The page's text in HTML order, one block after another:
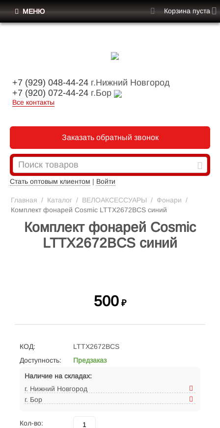
+7 (929) 048-44-24 г.Нижний Новгород
+7 (920) 072-44-24 г.Бор
Все контакты
Заказать обратный звонок
Стать оптовым клиентом | Войти
МЕНЮ Корзина пуста
Главная / Каталог / ВЕЛОАКСЕССУАРЫ / Фонари /
Комплект фонарей Cosmic LTTX2672BCS синий
Комплект фонарей Cosmic
LTTX2672BCS синий
500 ₽
КОД:
LTTX2672BCS
Доступность:
Предзаказ
Наличие на складах:
г. Нижний Новгород
г. Бор
Кол-во: